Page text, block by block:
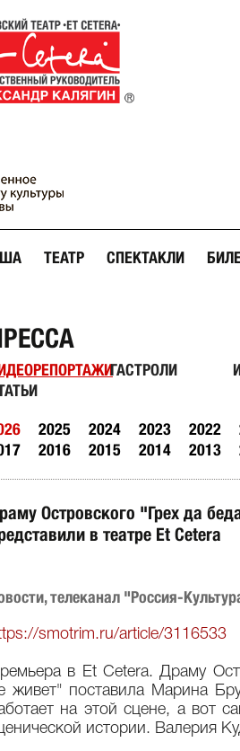
ТЕАТР СПЕКТАКЛИ
ГАСТРОЛИ
2025 2024 2023 2022
2016 2015 2014 2013
Островского "Грех да
в театре Et Cetera
телеканал "Россия-
smotrim.ru/article/3116533
в Еt Cetera. Драму
живет" поставила Марина
на этой сцене, а вот
истории. Валерия